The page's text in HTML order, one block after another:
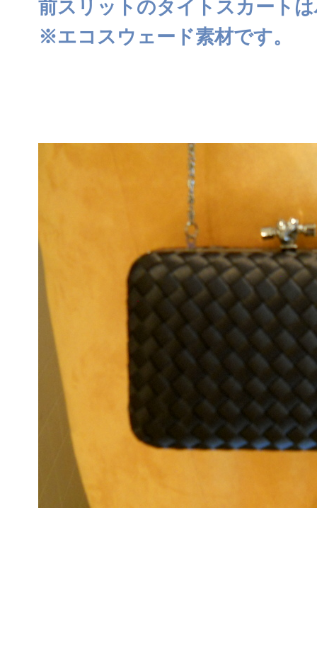
前スリットのタイトスカート
※エコスウェード素材です。